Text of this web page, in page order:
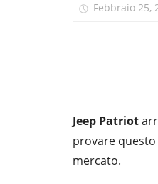
Febbraio 25,
Jeep Patriot
provare
mercato.